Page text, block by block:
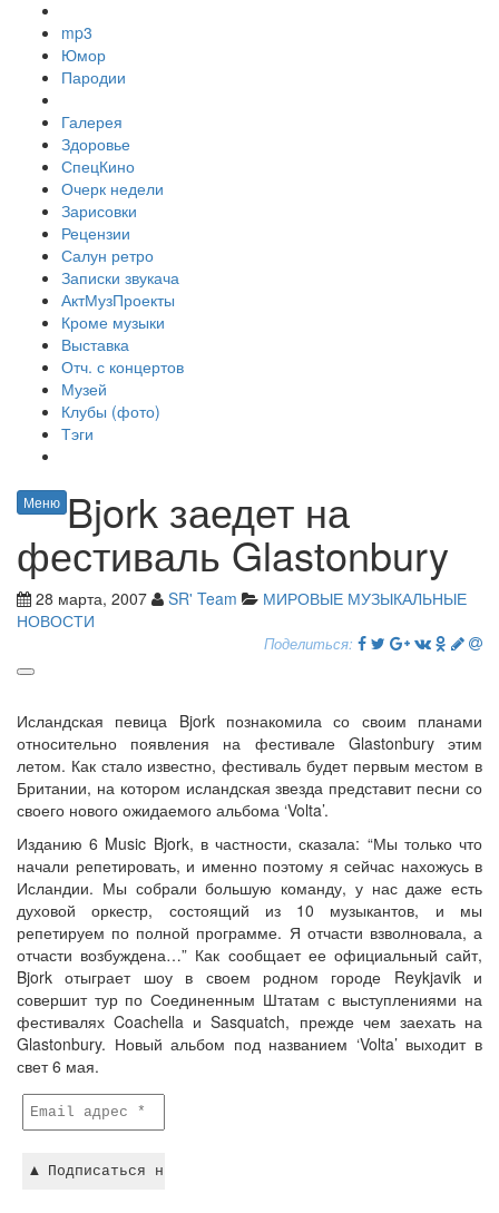
mp3
Юмор
Пародии
Галерея
Здоровье
СпецКино
Очерк недели
Зарисовки
Рецензии
Салун ретро
Записки звукача
АктМузПроекты
Кроме музыки
Выставка
Отч. с концертов
Музей
Клубы (фото)
Тэги
Меню Bjork заедет на
фестиваль Glastonbury
28 марта, 2007 SR' Team
МИРОВЫЕ МУЗЫКАЛЬНЫЕ
НОВОСТИ
Поделиться:
Исландская певица Bjork познакомила со своим планами
относительно появления на фестивале Glastonbury этим
летом. Как стало известно, фестиваль будет первым местом в
Британии, на котором исландская звезда представит песни со
своего нового ожидаемого альбома ‘Volta’.
Изданию 6 Music Bjork, в частности, сказала: “Мы только что
начали репетировать, и именно поэтому я сейчас нахожусь в
Исландии. Мы собрали большую команду, у нас даже есть
духовой оркестр, состоящий из 10 музыкантов, и мы
репетируем по полной программе. Я отчасти взволновала, а
отчасти возбуждена…” Как сообщает ее официальный сайт,
Bjork отыграет шоу в своем родном городе Reykjavik и
совершит тур по Соединенным Штатам с выступлениями на
фестивалях Coachella и Sasquatch, прежде чем заехать на
Glastonbury. Новый альбом под названием ‘Volta’ выходит в
свет 6 мая.